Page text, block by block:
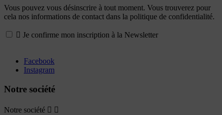
Vous pouvez vous désinscrire à tout moment. Vous trouverez pour
cela nos informations de contact dans la politique de confidentialité.
 Je confirme mon inscription à la Newsletter
Facebook
Instagram
Notre société
Notre société  